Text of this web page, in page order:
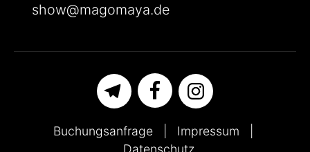
show@magomaya.de
Buchungsanfrage
Impressum
Datenschutz